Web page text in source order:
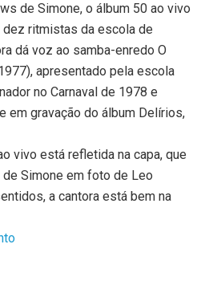
de Simone, o álbum 50 ao vivo
dez ritmistas da escola de
dá voz ao samba-enredo O
apresentado pela escola
no Carnaval de 1978 e
em gravação do álbum Delírios,
vivo está refletida na capa, que
Simone em foto de Leo
a cantora está bem na